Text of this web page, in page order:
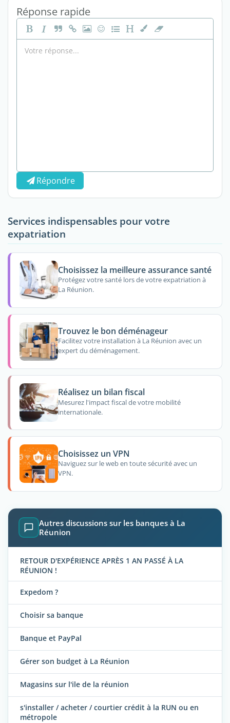
Réponse rapide
Répondre
Services indispensables pour votre
expatriation
Choisissez la meilleure assurance santé
Protégez votre santé lors de votre expatriation à
La Réunion.
Trouvez le bon déménageur
Facilitez votre installation à La Réunion avec un
expert du déménagement.
Réalisez un bilan fiscal
Mesurez l'impact fiscal de votre mobilité
internationale.
Choisissez un VPN
Naviguez sur le web en toute sécurité avec un
VPN.
Autres discussions sur les banques à La
Réunion
RETOUR D'EXPÉRIENCE APRÈS 1 AN PASSÉ À LA
RÉUNION !
Expedom ?
Choisir sa banque
Banque et PayPal
Gérer son budget à La Réunion
Magasins sur l'ile de la réunion
s'installer / acheter / courtier crédit à la RUN ou en
métropole